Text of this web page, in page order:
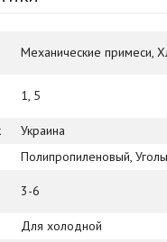
Механические примеси,
1, 5
Украина
Полипропиленовый,
3-6
Для холодной